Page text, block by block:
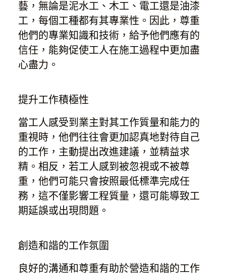
藝，無論是泥水工、木工、電工還是油漆
工，每個工種都有其專業性。因此，尊重
他們的專業知識和技術，給予他們應有的
信任，能夠促使工人在施工過程中更加盡
心盡力。
提升工作積極性
當工人感受到業主對其工作質量和能力的
重視時，他們往往會更加認真地對待自己
的工作，主動提出改進建議，並精益求
精。相反，若工人感到被忽視或不被尊
重，他們可能只會按照最低標準完成任
務，這不僅影響工程質量，還可能導致工
期延誤或出現問題。
創造和諧的工作氛圍
良好的溝通和尊重有助於營造和諧的工作